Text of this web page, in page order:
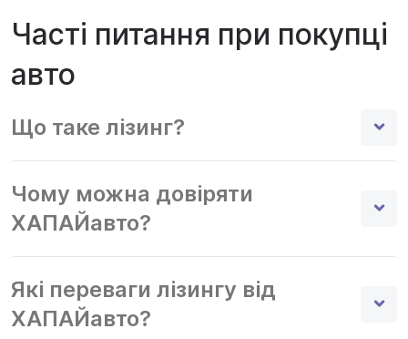
Часті питання при покупці
авто
Що таке лізинг?
Чому можна довіряти
ХАПАЙавто?
Які переваги лізингу від
ХАПАЙавто?